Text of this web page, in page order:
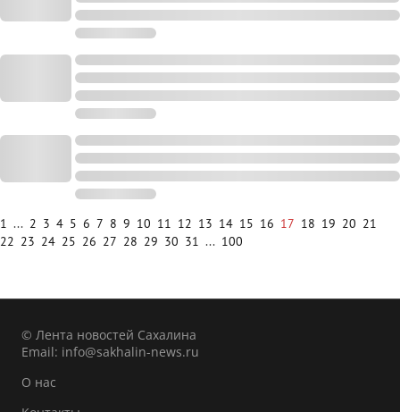
1 ... 2 3 4 5 6 7 8 9 10 11 12 13 14 15 16 17 18 19 20 21
22 23 24 25 26 27 28 29 30 31 ... 100
© Лента новостей Сахалина
Email: info@sakhalin-news.ru
О нас